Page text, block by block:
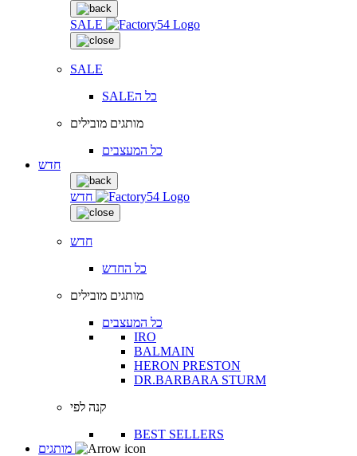
SALE
SALE
SALEכל ה
מותגים מובילים
כל המעצבים
חדש
חדש
חדש
כל החדש
מותגים מובילים
כל המעצבים
IRO
BALMAIN
HERON PRESTON
DR.BARBARA STURM
קנה לפי
BEST SELLERS